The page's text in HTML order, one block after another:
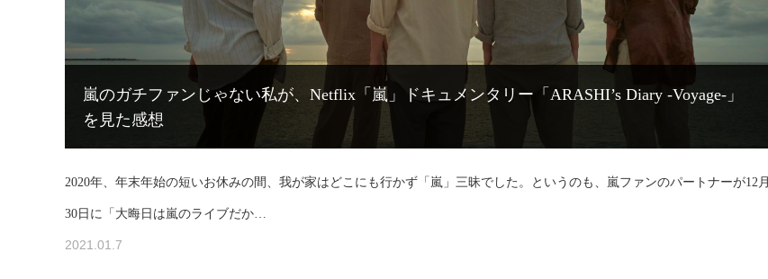
嵐のガチファンじゃない私が、Netflix「嵐」ドキュメンタリー「ARASHI’s Diary -Voyage-」
を見た感想
2020年、年末年始の短いお休みの間、我が家はどこにも行かず「嵐」三昧でした。というのも、嵐ファンのパートナーが12月
30日に「大晦日は嵐のライブだか…
2021.01.7